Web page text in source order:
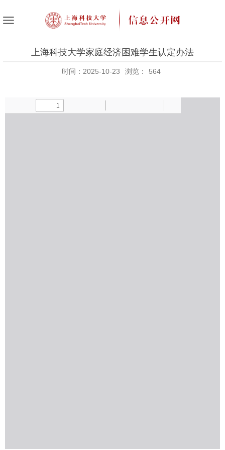
上海科技大学家庭经济困难学生认定办法
时间：2025-10-23 浏览： 564